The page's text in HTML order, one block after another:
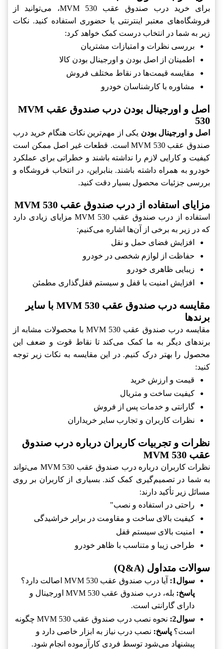
برای خرید درب صندوق عقب MVM 530، می‌توانید از
فروشگاه‌های معتبر اینترنتی یا حضوری استفاده کنید. نکات
زیر به شما در انتخاب درست کمک خواهد کرد:
بررسی نظرات و امتیازات مشتریان
اطمینان از اصل بودن و اورجینال بودن کالا
مقایسه قیمت‌ها در نقاط مختلف فروش
مشاوره با کارشناسان خودرو
اصل و اورجینال بودن درب صندوق عقب MVM
530
اصل و اورجینال بودن یکی از مهم‌ترین نکات هنگام خرید درب
صندوق عقب MVM 530 است. قطعات غیر اصل ممکن است
کیفیت و کارایی لازم را نداشته باشند و خطراتی برای عملکرد
خودرو به همراه داشته باشند. بنابراین، در انتخاب فروشگاه و
بررسی جزئیات محصول بسیار دقت کنید.
مزایای استفاده از درب صندوق عقب MVM 530
استفاده از درب صندوق عقب MVM 530 مزایای زیادی دارد
که در زیر به برخی از آن‌ها اشاره می‌کنیم:
افزایش فضای حمل و نقل
حفاظت از لوازم شخصی در خودرو
زیبایی ظاهری خودرو
افزایش امنیت با قفل و سیستم قفل‌گذاری مطمئن
مقایسه درب صندوق عقب MVM 530 با سایر
برندها
مقایسه درب صندوق عقب MVM 530 با محصولات مشابه از
برندهای دیگر به ما کمک می‌کند تا نقاط قوت و ضعف این
محصول را بهتر درک کنیم. در این مقایسه به نکات زیر توجه
کنید:
قیمت و ارزش خرید
کیفیت ساخت و متریال
گارانتی و خدمات پس از فروش
نظرات کاربران و تجارب سایر خریداران
نظرات و تجربیات کاربران درباره درب صندوق
عقب MVM 530
نظرات کاربران درباره درب صندوق عقب MVM 530 می‌تواند
به شما در تصمیم‌گیری کمک کند. بسیاری از کاربران بر روی
مسائل زیر تأکید دارند:
راحتی در استفاده و نصب"
کیفیت بالای ساخت و مقاومت در برابر خراشیدگی
امنیت بالای سیستم قفل
طراحی زیبا و متناسب با ظاهر خودرو
سوالات متداول (Q&A)
سوال1:
آیا درب صندوق عقب MVM 530 اصالت دارد؟
پاسخ:
بله، درب صندوق عقب MVM 530 اورجینال و
دارای گارانتی است.
سوال2:
نحوه نصب درب صندوق عقب MVM 530 چگونه
است؟ پاسخ: نصب درب نیاز به ابزار خاصی دارد و
پیشنهاد می‌شود توسط فردی کارآزموده انجام شود.